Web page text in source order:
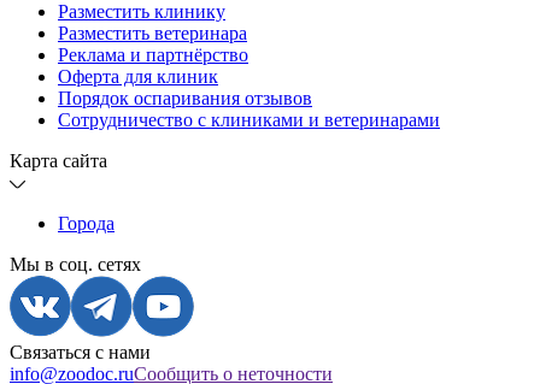
Разместить клинику
Разместить ветеринара
Реклама и партнёрство
Оферта для клиник
Порядок оспаривания отзывов
Сотрудничество с клиниками и ветеринарами
Карта сайта
Города
Мы в соц. сетях
Связаться с нами
info@zoodoc.ruСообщить о неточности